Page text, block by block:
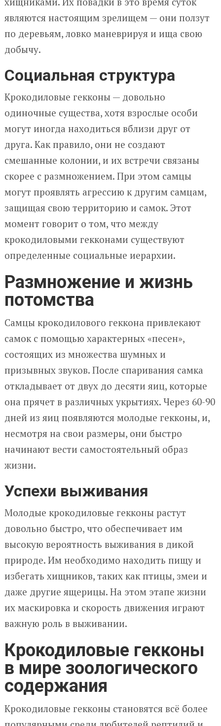
являются настоящим зрелищем — они ползут
по деревьям, ловко маневрируя и ища свою
добычу.
Социальная структура
Крокодиловые гекконы — довольно
одиночные существа, хотя взрослые особи
могут иногда находиться вблизи друг от
друга. Как правило, они не создают
смешанные колонии, и их встречи связаны
скорее с размножением. При этом самцы
могут проявлять агрессию к другим самцам,
защищая свою территорию и самок. Этот
момент говорит о том, что между
крокодиловыми гекконами существуют
определенные социальные иерархии.
Размножение и жизнь
потомства
Самцы крокодилового геккона привлекают
самок с помощью характерных «песен»,
состоящих из множества шумных и
призывных звуков. После спаривания самка
откладывает от двух до десяти яиц, которые
она прячет в различных укрытиях. Через 60-90
дней из яиц появляются молодые гекконы, и,
несмотря на свои размеры, они быстро
начинают вести самостоятельный образ
жизни.
Успехи выживания
Молодые крокодиловые гекконы растут
довольно быстро, что обеспечивает им
высокую вероятность выживания в дикой
природе. Им необходимо находить пищу и
избегать хищников, таких как птицы, змеи и
даже другие ящерицы. На этом этапе жизни
их маскировка и скорость движения играют
важную роль в выживании.
Крокодиловые гекконы
в мире зоологического
содержания
Крокодиловые гекконы становятся всё более